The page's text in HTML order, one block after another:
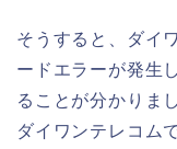
そうすると、ダイ
ードエラーが発生
ることが分かりま
ダイワンテレコム